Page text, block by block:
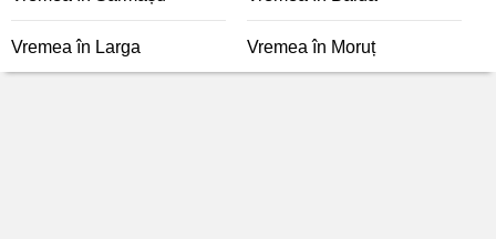
Vremea în Larga Vremea în Moruț